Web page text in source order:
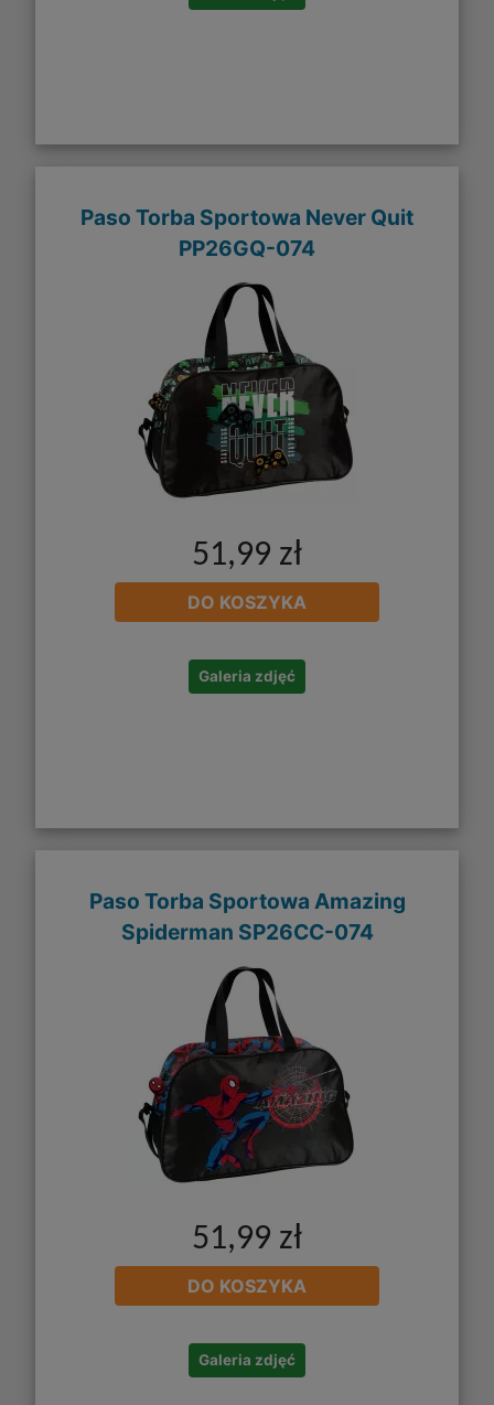
Paso Torba Sportowa Never Quit
PP26GQ-074
51,99 zł
DO KOSZYKA
Galeria zdjęć
Paso Torba Sportowa Amazing
Spiderman SP26CC-074
51,99 zł
DO KOSZYKA
Galeria zdjęć